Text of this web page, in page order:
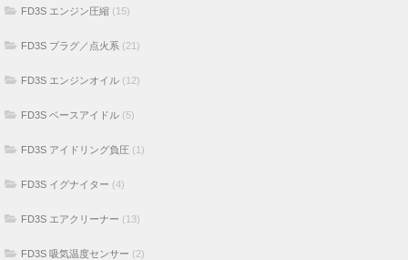
FD3S エンジン圧縮 (15)
FD3S プラグ／点火系 (21)
FD3S エンジンオイル (12)
FD3S ベースアイドル (5)
FD3S アイドリング負圧 (1)
FD3S イグナイター (4)
FD3S エアクリーナー (13)
FD3S 吸気温度センサー (2)